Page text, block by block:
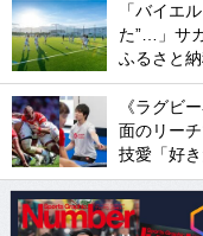
「バイエ
た”…」サ
ふるさと納
《ラグビ
面のリー
技愛「好